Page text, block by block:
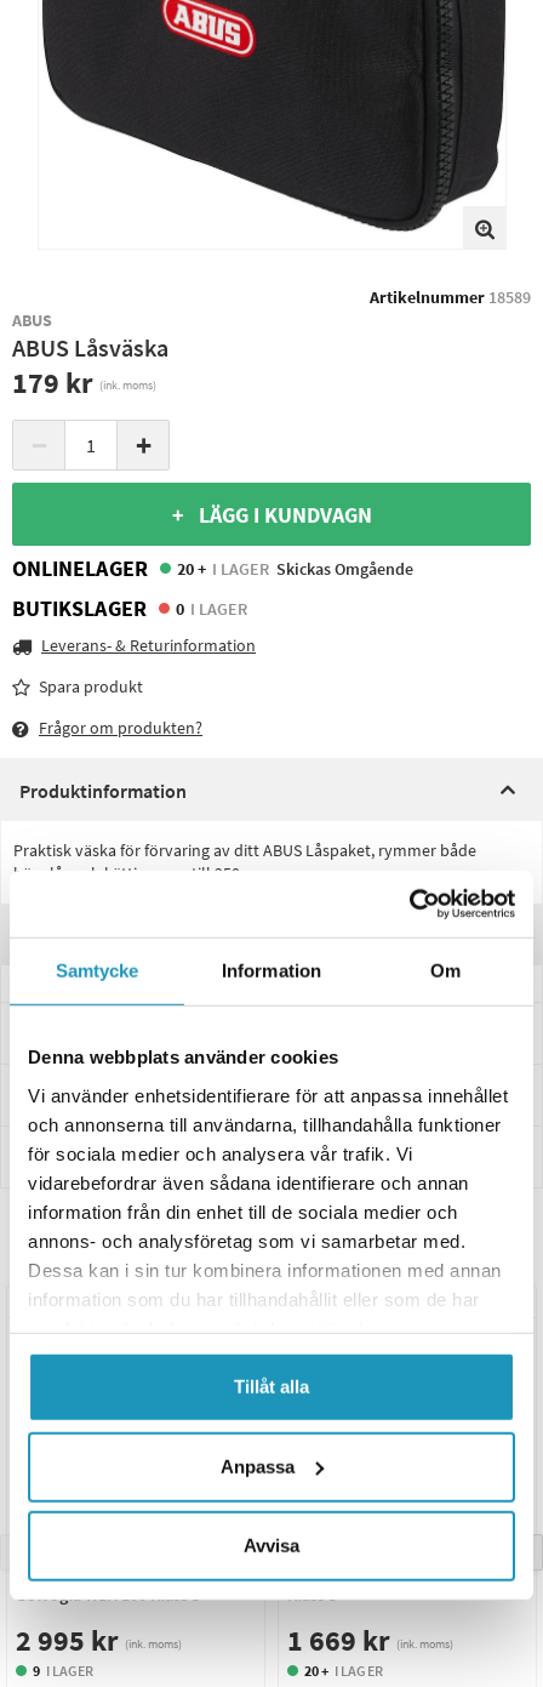
Samtycke Information Om
Denna webbplats använder cookies
Vi använder enhetsidentifierare för att anpassa innehållet
och annonserna till användarna, tillhandahålla funktioner
för sociala medier och analysera vår trafik. Vi
vidarebefordrar även sådana identifierare och annan
information från din enhet till de sociala medier och
annons- och analysföretag som vi samarbetar med.
Dessa kan i sin tur kombinera informationen med annan
information som du har tillhandahållit eller som de har
Tillåt alla
Anpassa
Avvisa
Artikelnummer 18589
ABUS
ABUS Låsväska
179 kr (ink. moms)
− +
+ LÄGG I KUNDVAGN
ONLINELAGER
20 + I LAGER Skickas Omgående
BUTIKSLAGER 0 I LAGER
Leverans- & Returinformation
Spara produkt
Frågor om produkten?
Produktinformation
Praktisk väska för förvaring av ditt ABUS Låspaket, rymmer både
hänglås och kätting upp till 250cm
Recensioner
Leverans- & Returinformation
Betalning
Relaterade produkter
UNIVERSAL
ABUS ATV Låspaket 250cm inkl
Golvögla WBA 100 Klass 3
2 995 kr (ink. moms)
9 I LAGER
UNIVERSAL
ABUS
ABUS Låspaket 250cm ATV/MC
Klass 3
1 669 kr (ink. moms)
20 + I LAGER